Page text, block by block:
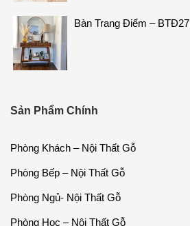
Bàn Trang Điểm – BTĐ27
Sản Phẩm Chính
Phòng Khách – Nội Thất Gỗ
Phòng Bếp – Nội Thất Gỗ
Phòng Ngủ- Nội Thất Gỗ
Phòng Học – Nội Thất Gỗ